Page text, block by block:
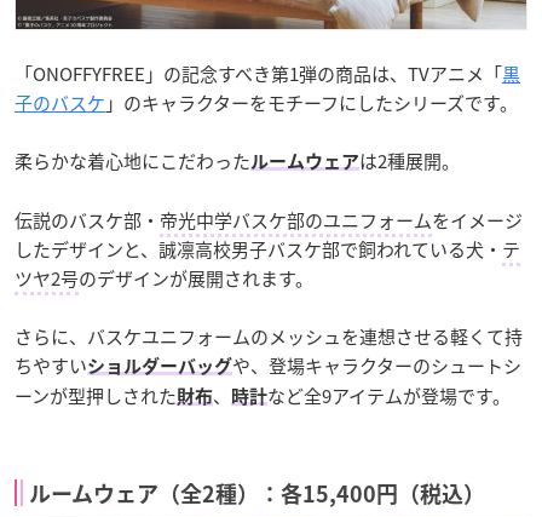
「ONOFFYFREE」の記念すべき第1弾の商品は、TVアニメ「黒
子のバスケ 」のキャラクターをモチーフにしたシリーズです。
柔らかな着心地にこだわった ルームウェアは2種展開。
伝説のバスケ部・ 帝光中学バスケ部のユニフォームをイメージ
したデザインと、誠凛高校男子バスケ部で飼われている犬・ テ
ツヤ2号のデザインが展開されます。
さらに、バスケユニフォームのメッシュを連想させる軽くて持
ちやすいショルダーバッグや、登場キャラクターのシュートシ
ーンが型押しされた 財布、 時計など全9アイテムが登場です。
ルームウェア（全2種）：各15,400円（税込）